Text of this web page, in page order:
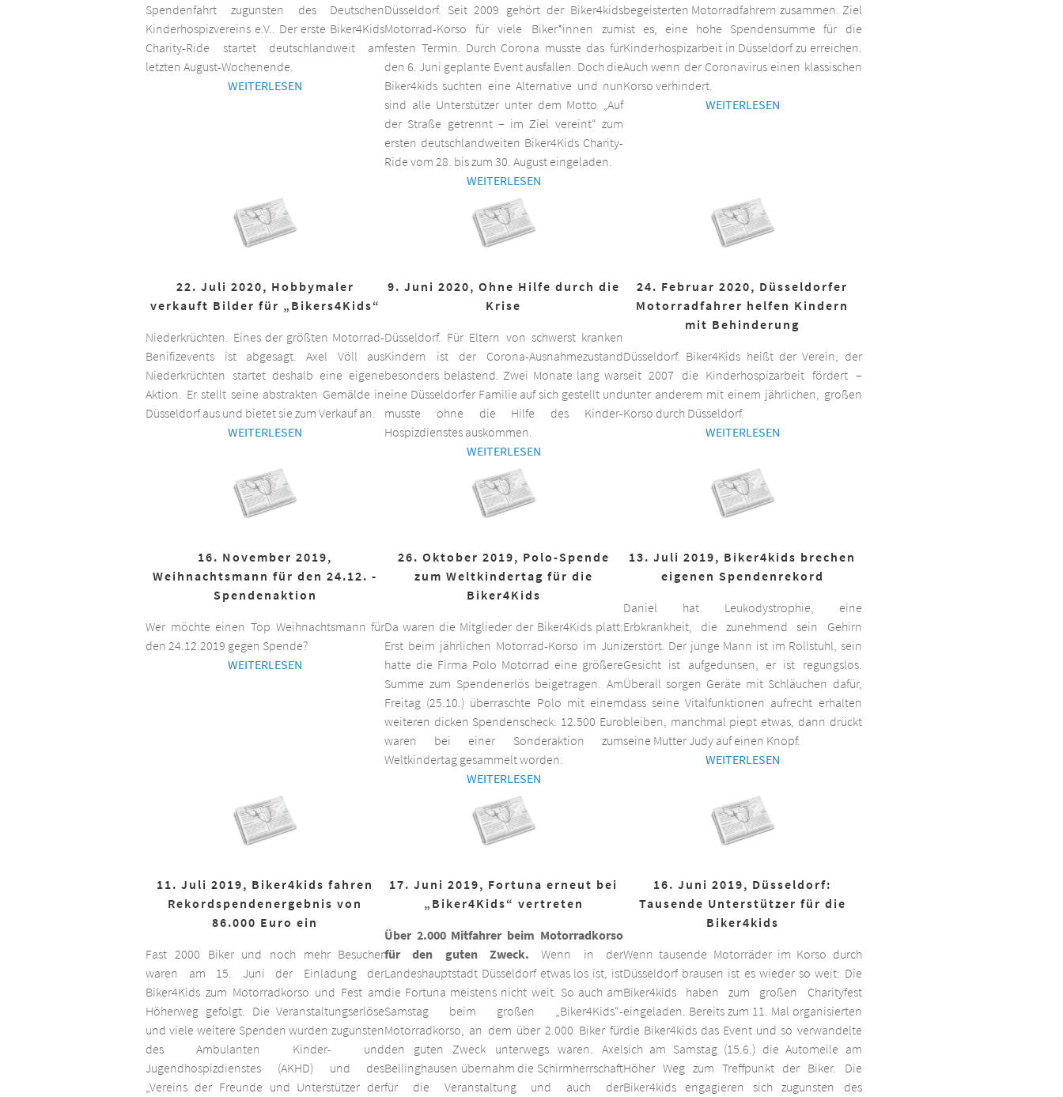
Spendenfahrt zugunsten des Deutschen
Kinderhospizvereins e.V.. Der erste Biker4Kids
Charity-Ride startet deutschlandweit am
letzten August-Wochenende.
WEITERLESEN
Düsseldorf. Seit 2009 gehört der Biker4kids
Motorrad-Korso für viele Biker*innen zum
festen Termin. Durch Corona musste das für
den 6. Juni geplante Event ausfallen. Doch die
Biker4kids suchten eine Alternative und nun
sind alle Unterstützer unter dem Motto „Auf
der Straße getrennt – im Ziel vereint“ zum
ersten deutschlandweiten Biker4Kids Charity-
Ride vom 28. bis zum 30. August eingeladen.
WEITERLESEN
begeisterten Motorradfahrern zusammen. Ziel
ist es, eine hohe Spendensumme für die
Kinderhospizarbeit in Düsseldorf zu erreichen.
Auch wenn der Coronavirus einen klassischen
Korso verhindert.
WEITERLESEN
22. Juli 2020, Hobbymaler
verkauft Bilder für „Bikers4Kids“
Niederkrüchten. Eines der größten Motorrad-
Benifizevents ist abgesagt. Axel Völl aus
Niederkrüchten startet deshalb eine eigene
Aktion. Er stellt seine abstrakten Gemälde in
Düsseldorf aus und bietet sie zum Verkauf an.
WEITERLESEN
9. Juni 2020, Ohne Hilfe durch die
Krise
Düsseldorf. Für Eltern von schwerst kranken
Kindern ist der Corona-Ausnahmezustand
besonders belastend. Zwei Monate lang war
eine Düsseldorfer Familie auf sich gestellt und
musste ohne die Hilfe des Kinder-
Hospizdienstes auskommen.
WEITERLESEN
24. Februar 2020, Düsseldorfer
Motorradfahrer helfen Kindern
mit Behinderung
Düsseldorf. Biker4Kids heißt der Verein, der
seit 2007 die Kinderhospizarbeit fördert –
unter anderem mit einem jährlichen, großen
Korso durch Düsseldorf.
WEITERLESEN
16. November 2019,
Weihnachtsmann für den 24.12. -
Spendenaktion
Wer möchte einen Top Weihnachtsmann für
den 24.12.2019 gegen Spende?
WEITERLESEN
26. Oktober 2019, Polo-Spende
zum Weltkindertag für die
Biker4Kids
Da waren die Mitglieder der Biker4Kids platt:
Erst beim jährlichen Motorrad-Korso im Juni
hatte die Firma Polo Motorrad eine größere
Summe zum Spendenerlös beigetragen. Am
Freitag (25.10.) überraschte Polo mit einem
weiteren dicken Spendenscheck: 12.500 Euro
waren bei einer Sonderaktion zum
Weltkindertag gesammelt worden.
WEITERLESEN
13. Juli 2019, Biker4kids brechen
eigenen Spendenrekord
Daniel hat Leukodystrophie, eine
Erbkrankheit, die zunehmend sein Gehirn
zerstört. Der junge Mann ist im Rollstuhl, sein
Gesicht ist aufgedunsen, er ist regungslos.
Überall sorgen Geräte mit Schläuchen dafür,
dass seine Vitalfunktionen aufrecht erhalten
bleiben, manchmal piept etwas, dann drückt
seine Mutter Judy auf einen Knopf.
WEITERLESEN
11. Juli 2019, Biker4kids fahren
Rekordspendenergebnis von
86.000 Euro ein
Fast 2000 Biker und noch mehr Besucher
waren am 15. Juni der Einladung der
Biker4Kids zum Motorradkorso und Fest am
Höherweg gefolgt. Die Veranstaltungserlöse
und viele weitere Spenden wurden zugunsten
des Ambulanten Kinder- und
Jugendhospizdienstes (AKHD) und des
„Vereins der Freunde und Unterstützer der
17. Juni 2019, Fortuna erneut bei
„Biker4Kids“ vertreten
Über 2.000 Mitfahrer beim Motorradkorso
für den guten Zweck. Wenn in der
Landeshauptstadt Düsseldorf etwas los ist, ist
die Fortuna meistens nicht weit. So auch am
Samstag beim großen „Biker4Kids“-
Motorradkorso, an dem über 2.000 Biker für
den guten Zweck unterwegs waren. Axel
Bellinghausen übernahm die Schirmherrschaft
für die Veranstaltung und auch der
16. Juni 2019, Düsseldorf:
Tausende Unterstützer für die
Biker4kids
Wenn tausende Motorräder im Korso durch
Düsseldorf brausen ist es wieder so weit: Die
Biker4kids haben zum großen Charityfest
eingeladen. Bereits zum 11. Mal organisierten
die Biker4kids das Event und so verwandelte
sich am Samstag (15.6.) die Automeile am
Höher Weg zum Treffpunkt der Biker. Die
Biker4kids engagieren sich zugunsten des